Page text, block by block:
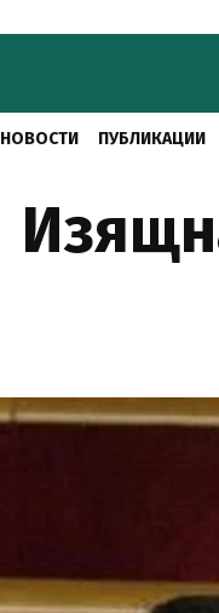
НОВОСТИ ПУБЛИКАЦИИ